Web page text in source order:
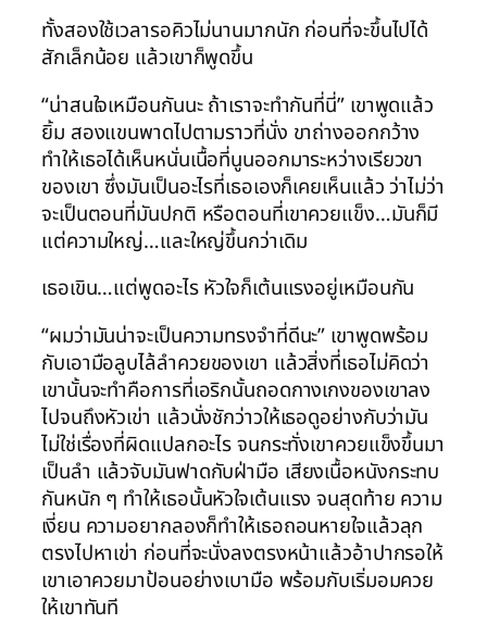
ทั้งสองใช้เวลารอคิวไม่นานมากนัก ก่อนที่จะขึ้นไปได้
สักเล็กน้อย แล้วเขาก็พูดขึ้น
“น่าสนใจเหมือนกันนะ ถ้าเราจะทำกันที่นี่” เขาพูดแล้ว
ยิ้ม สองแขนพาดไปตามราวที่นั่ง ขาถ่างออกกว้าง
ทำให้เธอได้เห็นหนั่นเนื้อที่นูนออกมาระหว่างเรียวขา
ของเขา ซึ่งมันเป็นอะไรที่เธอเองก็เคยเห็นแล้ว ว่าไม่ว่า
จะเป็นตอนที่มันปกติ หรือตอนที่เขาควยแข็ง…มันก็มี
แต่ความใหญ่…และใหญ่ขึ้นกว่าเดิม
เธอเขิน…แต่พูดอะไร หัวใจก็เต้นแรงอยู่เหมือนกัน
“ผมว่ามันน่าจะเป็นความทรงจำที่ดีนะ” เขาพูดพร้อม
กับเอามือลูบไล้ลำควยของเขา แล้วสิ่งที่เธอไม่คิดว่า
เขานั้นจะทำคือการที่เอริกนั้นถอดกางเกงของเขาลง
ไปจนถึงหัวเข่า แล้วนั่งชักว่าวให้เธอดูอย่างกับว่ามัน
ไม่ใช่เรื่องที่ผิดแปลกอะไร จนกระทั่งเขาควยแข็งขึ้นมา
เป็นลำ แล้วจับมันฟาดกับฝ่ามือ เสียงเนื้อหนังกระทบ
กันหนัก ๆ ทำให้เธอนั้นหัวใจเต้นแรง จนสุดท้าย ความ
เงี่ยน ความอยากลองก็ทำให้เธอถอนหายใจแล้วลุก
ตรงไปหาเข่า ก่อนที่จะนั่งลงตรงหน้าแล้วอ้าปากรอให้
เขาเอาควยมาป้อนอย่างเบามือ พร้อมกับเริ่มอมควย
ให้เขาทันที